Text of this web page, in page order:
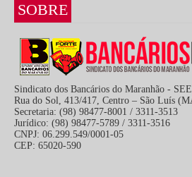
SOBRE
Sindicato dos Bancários do Maranhão -
Rua do Sol, 413/417, Centro – São Luís
Secretaria: (98) 98477-8001 / 3311-3513
Jurídico: (98) 98477-5789 / 3311-3516
CNPJ: 06.299.549/0001-05
CEP: 65020-590